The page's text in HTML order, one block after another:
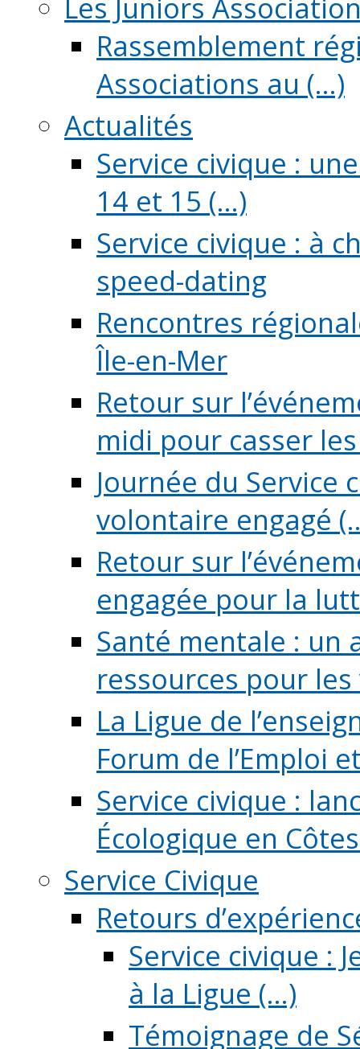
Les Juniors
Rassemblement
Associations au (...)
Actualités
Service civique :
14 et 15 (...)
Service civique : à
speed-dating
Rencontres
Île-en-Mer
Retour sur
midi pour casser les
Journée du Service
volontaire engagé
Retour sur
engagée pour la
Santé mentale : un
ressources pour
La Ligue de
Forum de l’Emploi
Service civique :
Écologique en
Service Civique
Retours
Service civique :
à la Ligue (...)
Témoignage de